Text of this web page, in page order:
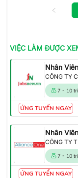
VIỆC LÀM ĐƯỢC
CÔNG TY
7 - 10
ỨNG TUYỂN NGAY
Nhân
7 - 10
ỨNG TUYỂN NGAY